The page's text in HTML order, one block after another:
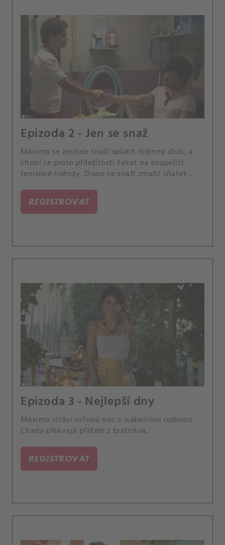
Epizoda 2 - Jen se snaž
Máximo se zoufale snaží splatit rodinný dluh, a
chopí se proto příležitosti čekat na soupeřící
tenisové hvězdy. Diane se snaží zmařit sňatek
REGISTROVAT
Epizoda 3 - Nejlepší dny
Máximo stráví rušnou noc s Isabelinou rodinou.
Chada překvapí přátelé z bratrstva.
REGISTROVAT